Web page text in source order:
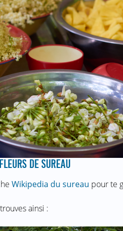
DE SUREAU
Wikipedia du sureau pour te
ainsi :